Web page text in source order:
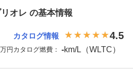
オレ の基本情報
万円
カタログ情報 4.5
カタログ燃費： -km/L（WLTC）